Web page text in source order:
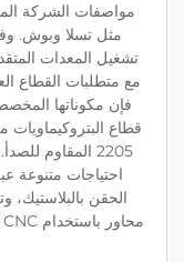
مثل تسلا وبوش.
تشغيل المعدات
مع متطلبات القطاع
فإن مكوناتها
قطاع
2205 المقاوم
احتياجات متنوعة
الحقن بالبلاستيك،